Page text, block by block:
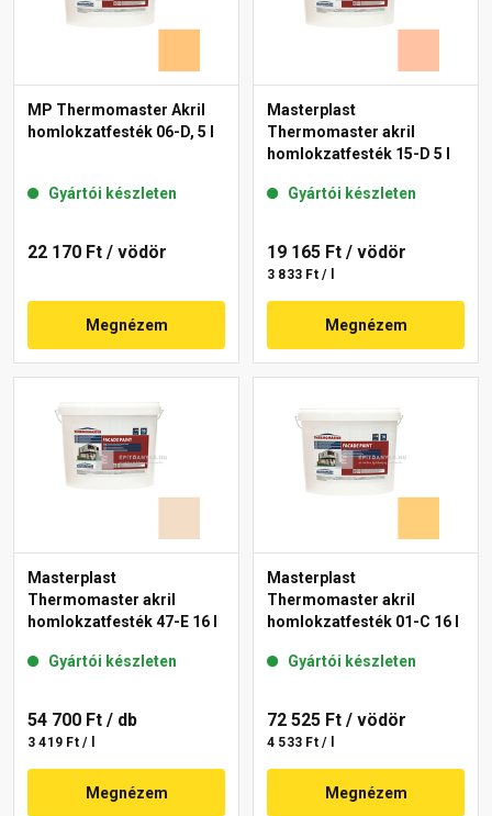
MP Thermomaster Akril
homlokzatfesték 06-D, 5 l
Gyártói készleten
22 170 Ft / vödör
Megnézem
Masterplast
Thermomaster akril
homlokzatfesték 15-D 5 l
Gyártói készleten
19 165 Ft / vödör
3 833 Ft / l
Megnézem
Masterplast
Thermomaster akril
homlokzatfesték 47-E 16 l
Gyártói készleten
54 700 Ft / db
3 419 Ft / l
Megnézem
Masterplast
Thermomaster akril
homlokzatfesték 01-C 16 l
Gyártói készleten
72 525 Ft / vödör
4 533 Ft / l
Megnézem